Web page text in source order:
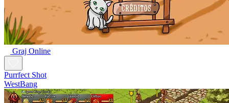
Graj Online
Purrfect Shot
WestBang